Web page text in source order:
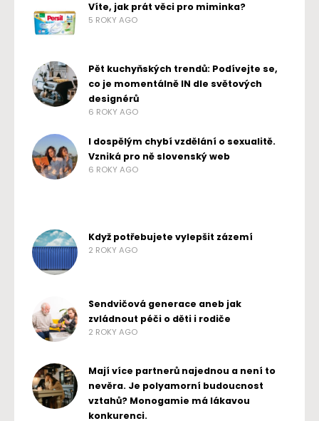
Víte, jak prát věci pro miminka?
5 ROKY AGO
Pět kuchyňských trendů: Podívejte se,
co je momentálně IN dle světových
designérů
6 ROKY AGO
I dospělým chybí vzdělání o sexualitě.
Vzniká pro ně slovenský web
6 ROKY AGO
Když potřebujete vylepšit zázemí
2 ROKY AGO
Sendvičová generace aneb jak
zvládnout péči o děti i rodiče
2 ROKY AGO
Mají více partnerů najednou a není to
nevěra. Je polyamorní budoucnost
vztahů? Monogamie má lákavou
konkurenci.